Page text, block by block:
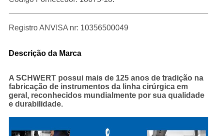
Registro ANVISA nr: 10356500049
Descrição da Marca
A SCHWERT possui mais de 125 anos de tradição na
fabricação de instrumentos da linha cirúrgica em
geral, reconhecidos mundialmente por sua qualidade
e durabilidade.